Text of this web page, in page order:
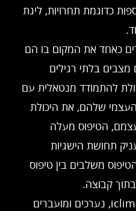
כדוגמת תחרויות, ליגת
כאחד את המקום בו הם
מצבים בלתי רגילים
להתמודד מנטאלית עם
שלהם, את היכולת
הטיפוס מעלה
תחושת הישגיות
משלבים בין טיפוס
בתוך קבוצה.
החוגים אשר מתקיימים ב iclimb, נערכים ומועברים